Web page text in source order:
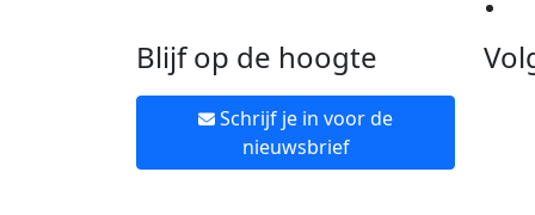
Blijf op de hoogte
Schrijf je in voor de
nieuwsbrief